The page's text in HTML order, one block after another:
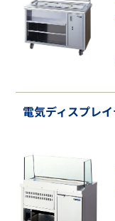
電気ディスプレ